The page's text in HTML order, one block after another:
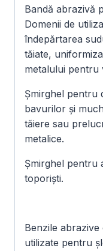
buc)
(CK721X)
Bandă abrazivă
Domenii de
îndepărtarea
tăiate,
metalului pentru
Șmirghel pentru
bavurilor și
tăiere sau
metalice.
Șmirghel pentru
toporiști.
Benzile
utilizate pentru